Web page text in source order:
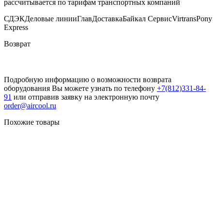
рассчитывается по тарифам транспортных компаний
СДЭКДеловые линииГлавДоставкаБайкал СервисVirtransPony
Express
Возврат
Подробную информацию о возможности возврата
оборудования Вы можете узнать по телефону +7(812)331-84-
91 или отправив заявку на электронную почту
order@aircool.ru
Похожие товары